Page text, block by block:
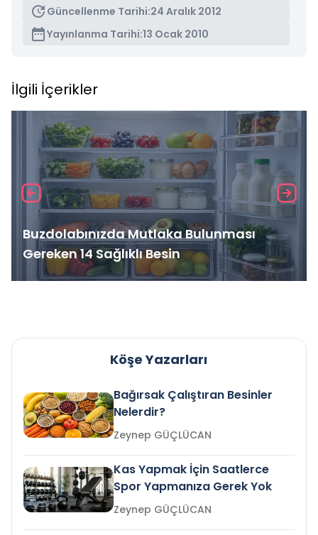
Güncellenme Tarihi:24 Aralık 2012
Yayınlanma Tarihi:13 Ocak 2010
İlgili İçerikler
Buzdolabınızda Mutlaka Bulunması
Gereken 14 Sağlıklı Besin
Köşe Yazarları
Bağırsak Çalıştıran Besinler
Nelerdir?
Zeynep GÜÇLÜCAN
Kas Yapmak İçin Saatlerce
Spor Yapmanıza Gerek Yok
Zeynep GÜÇLÜCAN